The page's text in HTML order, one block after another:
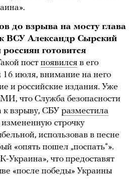
до взрыва на мосту глава
ВСУ Александр Сырский
готовится
пост появился в его
16 июля, внимание на него
и российские издания. Уже
что Служба безопасности
к взрыву, СБУ разместила
измененную строчку
использовав в песне
«опять пошел „поспать“».
Украина», что предоставят
«после победы» Украины